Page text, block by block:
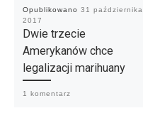
Opublikowano 31 października
2017
Dwie trzecie
Amerykanów chce
legalizacji marihuany
1 komentarz